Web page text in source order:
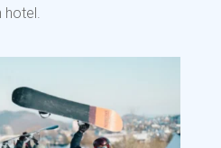
hotel.